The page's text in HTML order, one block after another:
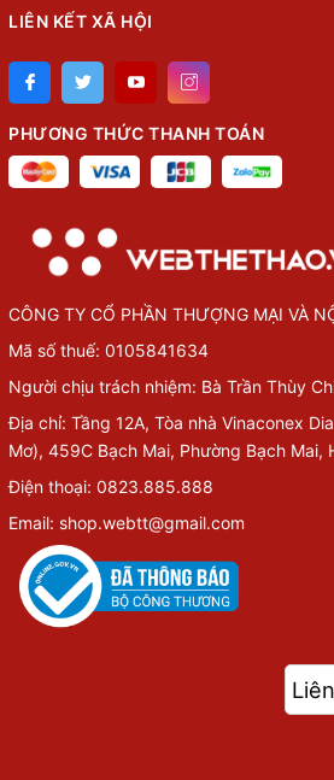
LIÊN KẾT XÃ HỘI
PHƯƠNG THỨC THANH TOÁN
CÔNG TY CỔ PHẦN THƯỢNG MẠI VÀ
Mã số thuế: 0105841634
Người chịu trách nhiệm: Bà Trần Thùy
Địa chỉ: Tầng 12A, Tòa nhà Vinaconex
Mơ), 459C Bạch Mai, Phường Bạch Mai,
Điện thoại: 0823.885.888
Email: shop.webtt@gmail.com